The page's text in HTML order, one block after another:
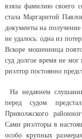
взяла фамилию своего
стала Маргаритой
документы на получение
не удалось: одна из
Вскоре мошенница
суд долгое время не мог
риэлтор постоянно
На недавнем
перед судом
Приволжского
Сами риэлторы в
особо крупных